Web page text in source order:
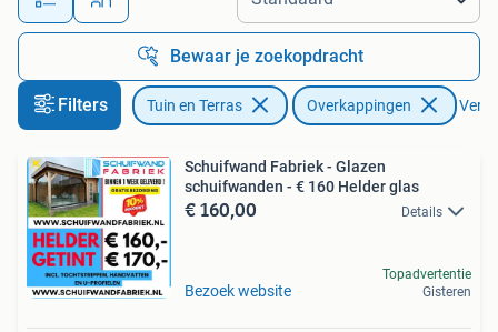
Bewaar je zoekopdracht
Filters Tuin en Terras Overkappingen
Schuifwand Fabriek - Glazen
schuifwanden - € 160 Helder glas
€ 160,00 Details
Bezoek website
Topadvertentie
Gisteren